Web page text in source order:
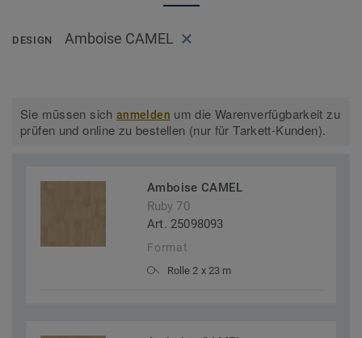
DESIGN Amboise CAMEL
Sie müssen sichanmelden um die Warenverfügbarkeit zu
prüfen und online zu bestellen (nur für Tarkett-Kunden).
Amboise CAMEL
Ruby 70
Art. 25098093
Format
Rolle 2 x 23 m